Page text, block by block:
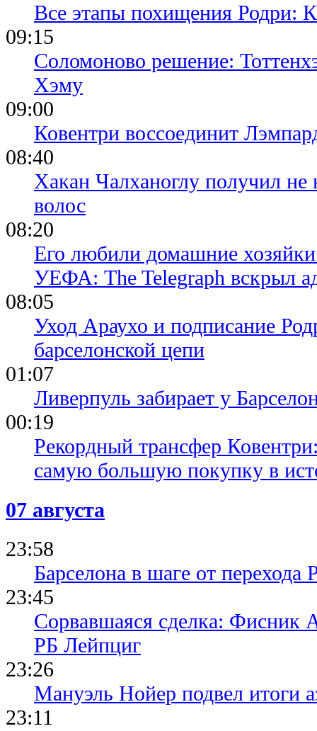
Все этапы похищения Родри:
09:15
Соломоново решение:
Хэму
09:00
Ковентри воссоединит
08:40
Хакан Чалханоглу получил не
волос
08:20
Его любили домашние
УЕФА: The Telegraph вскрыл
08:05
Уход Араухо и подписание
барселонской цепи
01:07
Ливерпуль забирает у
00:19
Рекордный трансфер
самую большую покупку в
07 августа
23:58
Барселона в шаге от перехода
23:45
Сорвавшаяся сделка: Фисник
РБ Лейпциг
23:26
Мануэль Нойер подвел итоги
23:11